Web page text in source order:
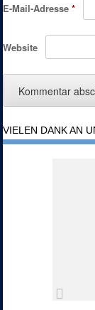
E-Mail-Adresse*
Website
VIELEN DANK AN